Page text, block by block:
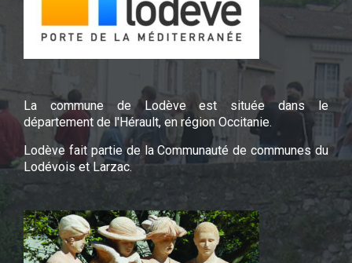
La commune de Lodève est située dans le
département de l'Hérault, en région Occitanie.
Lodève fait partie de la Communauté de communes du
Lodévois et Larzac.